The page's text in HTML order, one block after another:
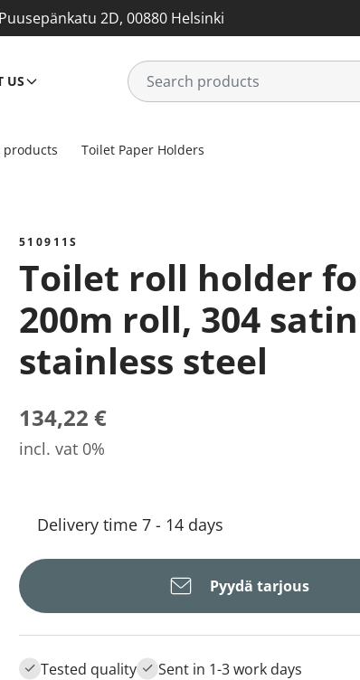
2D, 00880 Helsinki
US
products Toilet Paper Holders
510911S
Toilet roll holder for
200m roll, 304 satin
stainless steel
134,22 €
incl. vat 0%
Delivery time 7 - 14 days
Pyydä tarjous
Tested quality
Sent in 1-3 work days